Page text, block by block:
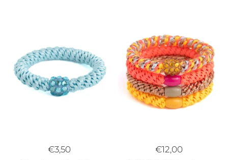
€3,50
€12,00